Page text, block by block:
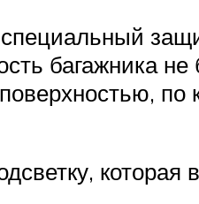
багажника не
по
которая